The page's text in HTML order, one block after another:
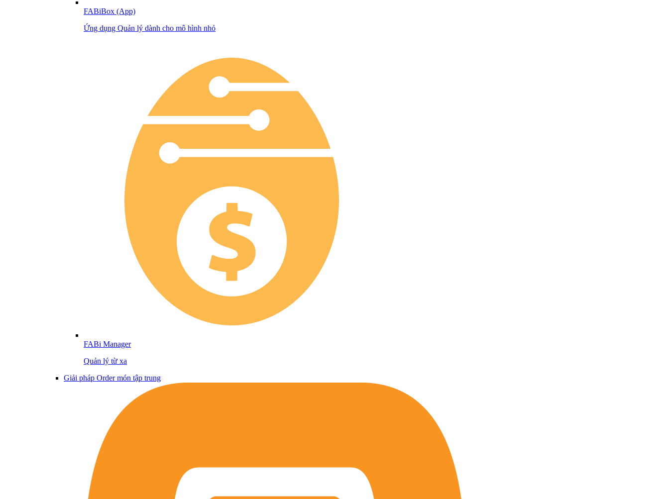
FABiBox (App)
Ứng dụng Quản lý dành cho mô hình nhỏ
FABi Manager
Quản lý từ xa
Giải pháp Order món tập trung